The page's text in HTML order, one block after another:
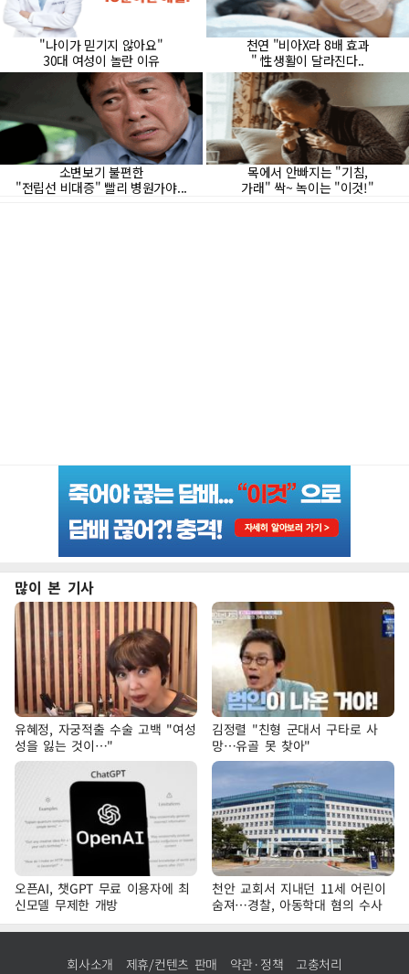
많이 본 기사
유혜정, 자궁적출 수술 고백 "여성
성을 잃는 것이…"
김정렬 "친형 군대서 구타로 사
망…유골 못 찾아"
오픈AI, 챗GPT 무료 이용자에 최
신모델 무제한 개방
천안 교회서 지내던 11세 어린이
숨져…경찰, 아동학대 혐의 수사
회사소개 제휴/컨텐츠 판매 약관·정책 고충처리